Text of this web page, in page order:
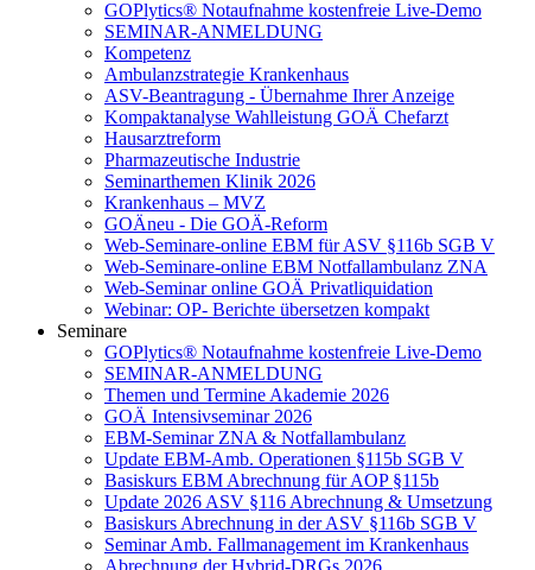
GOPlytics® Notaufnahme kostenfreie Live-Demo
SEMINAR-ANMELDUNG
Kompetenz
Ambulanzstrategie Krankenhaus
ASV-Beantragung - Übernahme Ihrer Anzeige
Kompaktanalyse Wahlleistung GOÄ Chefarzt
Hausarztreform
Pharmazeutische Industrie
Seminarthemen Klinik 2026
Krankenhaus – MVZ
GOÄneu - Die GOÄ-Reform
Web-Seminare-online EBM für ASV §116b SGB V
Web-Seminare-online EBM Notfallambulanz ZNA
Web-Seminar online GOÄ Privatliquidation
Webinar: OP- Berichte übersetzen kompakt
Seminare
GOPlytics® Notaufnahme kostenfreie Live-Demo
SEMINAR-ANMELDUNG
Themen und Termine Akademie 2026
GOÄ Intensivseminar 2026
EBM-Seminar ZNA & Notfallambulanz
Update EBM-Amb. Operationen §115b SGB V
Basiskurs EBM Abrechnung für AOP §115b
Update 2026 ASV §116 Abrechnung & Umsetzung
Basiskurs Abrechnung in der ASV §116b SGB V
Seminar Amb. Fallmanagement im Krankenhaus
Abrechnung der Hybrid-DRGs 2026